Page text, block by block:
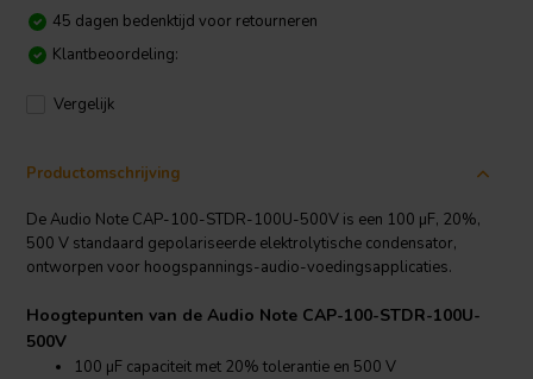
45 dagen bedenktijd voor retourneren
Klantbeoordeling:
Vergelijk
Productomschrijving
De Audio Note CAP-100-STDR-100U-500V is een 100 µF, 20%,
500 V standaard gepolariseerde elektrolytische condensator,
ontworpen voor hoogspannings-audio-voedingsapplicaties.
Hoogtepunten van de Audio Note CAP-100-STDR-100U-
500V
100 µF capaciteit met 20% tolerantie en 500 V